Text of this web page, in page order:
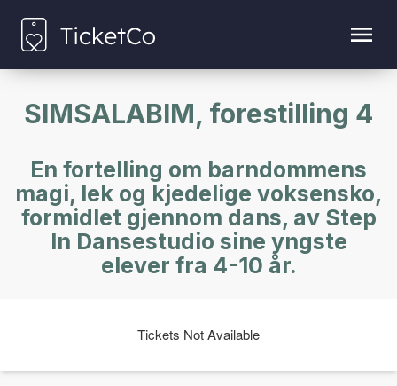
SIMSALABIM, forestilling 4
En fortelling om barndommens
magi, lek og kjedelige voksensko,
formidlet gjennom dans, av Step
In Dansestudio sine yngste
elever fra 4-10 år.
Tickets Not Available